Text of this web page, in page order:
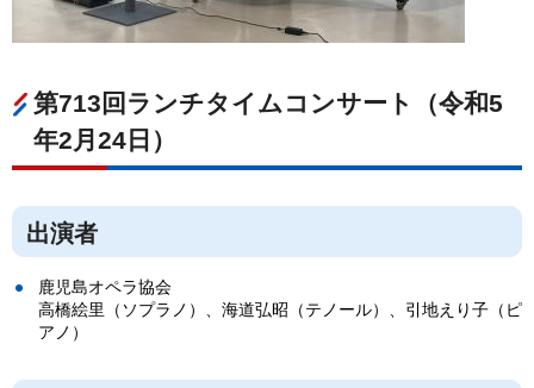
第713回ランチタイムコンサート（令和5
年2月24日）
出演者
鹿児島オペラ協会
高橋絵里（ソプラノ）、海道弘昭（テノール）、引地えり子（ピ
アノ）